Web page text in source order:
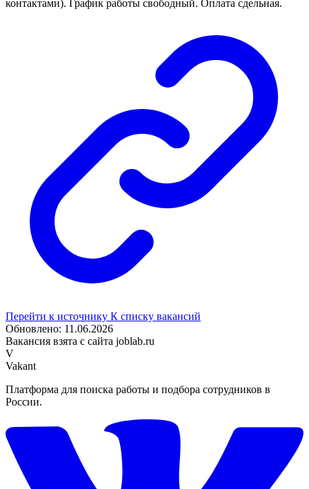
контактами). График работы свободный. Оплата сдельная.
Перейти к источнику К списку вакансий
Обновлено: 11.06.2026
Вакансия взята с сайта joblab.ru
V
Vakant
Платформа для поиска работы и подбора сотрудников в
России.